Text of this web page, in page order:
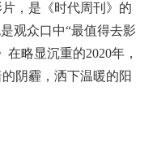
，是《时代周刊》的
观众口中“最值得去影
略显沉重的2020年，
阴霾，洒下温暖的阳